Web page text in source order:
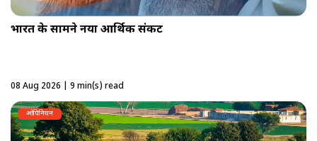
भारत के सामने नया आर्थिक संकट
08 Aug 2026 | 9 min(s) read
ओपिनियन